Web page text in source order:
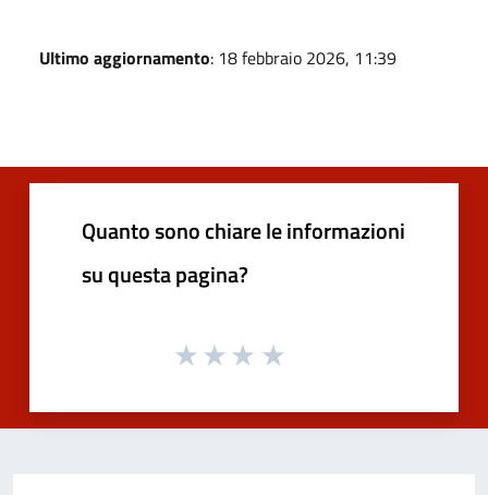
Ultimo aggiornamento: 18 febbraio 2026, 11:39
Quanto sono chiare le informazioni
su questa pagina?